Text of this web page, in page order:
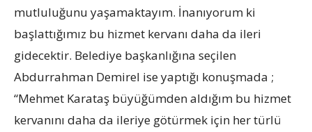
mutluluğunu yaşamaktayım. İnanıyorum ki
başlattığımız bu hizmet kervanı daha da ileri
gidecektir. Belediye başkanlığına seçilen
Abdurrahman Demirel ise yaptığı konuşmada ;
“Mehmet Karataş büyüğümden aldığım bu hizmet
kervanını daha da ileriye götürmek için her türlü